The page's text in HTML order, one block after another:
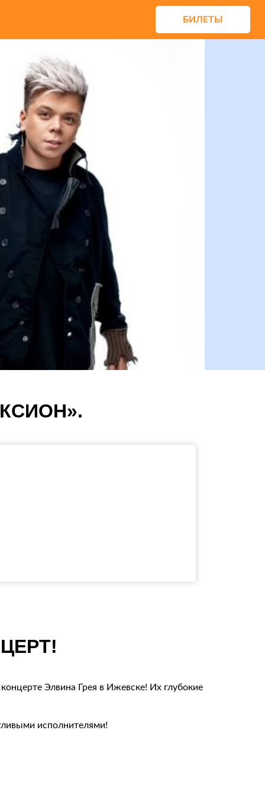
БИЛЕТЫ
Элвина Грея в Ижевске! Их глубокие
исполнителями!